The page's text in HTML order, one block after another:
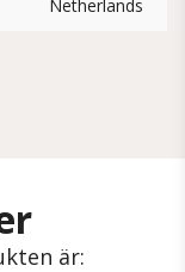
Netherlands
är: